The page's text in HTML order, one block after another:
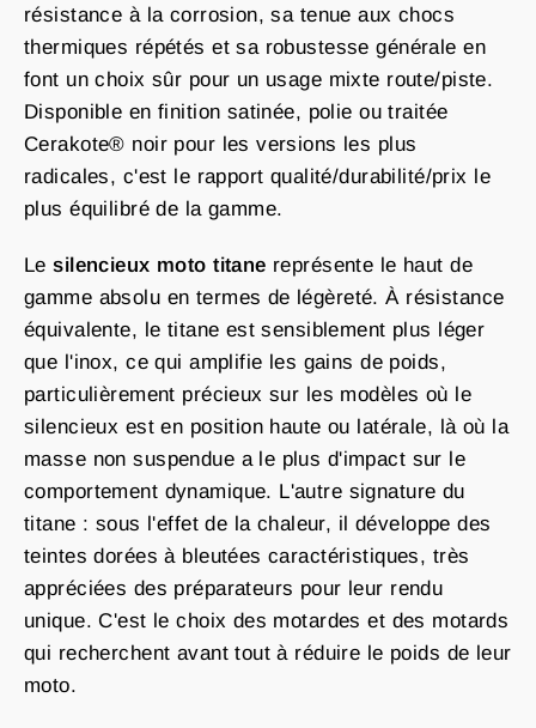
résistance à la corrosion, sa tenue aux chocs
thermiques répétés et sa robustesse générale en
font un choix sûr pour un usage mixte route/piste.
Disponible en finition satinée, polie ou traitée
Cerakote® noir pour les versions les plus
radicales, c'est le rapport qualité/durabilité/prix le
plus équilibré de la gamme.
Lesilencieux moto titane représente le haut de
gamme absolu en termes de légèreté. À résistance
équivalente, le titane est sensiblement plus léger
que l'inox, ce qui amplifie les gains de poids,
particulièrement précieux sur les modèles où le
silencieux est en position haute ou latérale, là où la
masse non suspendue a le plus d'impact sur le
comportement dynamique. L'autre signature du
titane : sous l'effet de la chaleur, il développe des
teintes dorées à bleutées caractéristiques, très
appréciées des préparateurs pour leur rendu
unique. C'est le choix des motardes et des motards
qui recherchent avant tout à réduire le poids de leur
moto.